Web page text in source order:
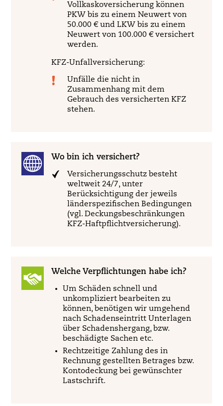
Vollkaskoversicherung können
PKW bis zu einem Neuwert von
50.000 € und LKW bis zu einem
Neuwert von 100.000 € versichert
werden.
KFZ-Unfallversicherung:
Unfälle die nicht in
Zusammenhang mit dem
Gebrauch des versicherten KFZ
stehen.
Wo bin ich versichert?
Versicherungsschutz besteht
weltweit 24/7, unter
Berücksichtigung der jeweils
länderspezifischen Bedingungen
(vgl. Deckungsbeschränkungen
KFZ-Haftpflichtversicherung).
Welche Verpflichtungen habe ich?
Um Schäden schnell und
unkompliziert bearbeiten zu
können, benötigen wir umgehend
nach Schadenseintritt Unterlagen
über Schadenshergang, bzw.
beschädigte Sachen etc.
Rechtzeitige Zahlung des in
Rechnung gestellten Betrages bzw.
Kontodeckung bei gewünschter
Lastschrift.